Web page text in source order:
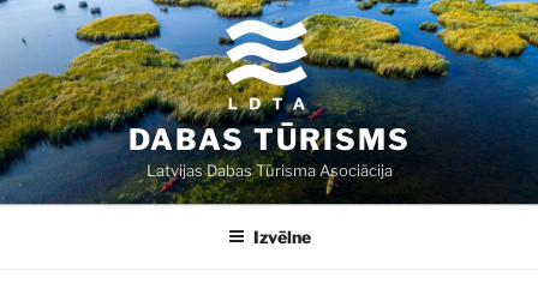
Doties
saturu
DABAS TŪRISMS
Latvijas Dabas Tūrisma Asociācija
Izvēlne